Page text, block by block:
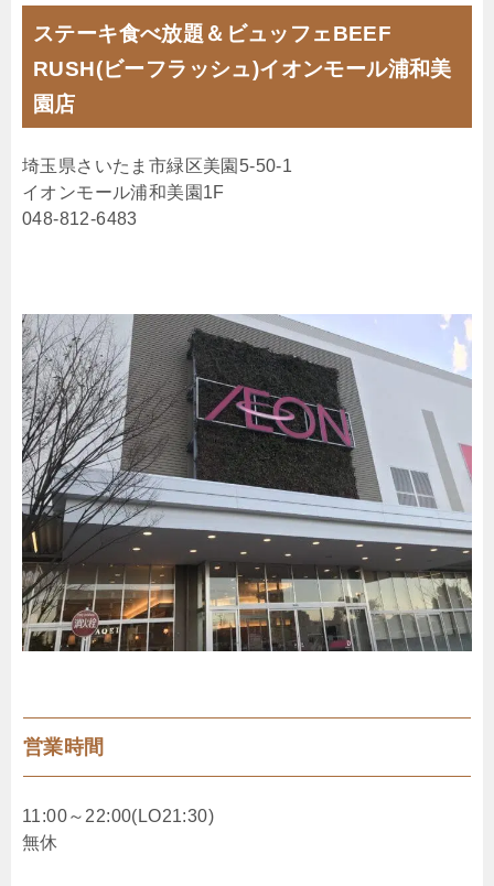
ステーキ食べ放題＆ビュッフェBEEF
RUSH(ビーフラッシュ)イオンモール浦和美
園店
埼玉県さいたま市緑区美園5-50-1
イオンモール浦和美園1F
048-812-6483
営業時間
11:00～22:00(LO21:30)
無休